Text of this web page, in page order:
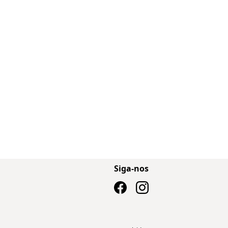
Siga-nos